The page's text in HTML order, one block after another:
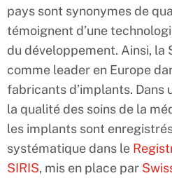
pays sont synonymes de
témoignent d’une
du développement. Ainsi, la
comme leader en Europe
fabricants d’implants. Dans
la qualité des soins de la
les implants sont
systématique dans le
SIRIS, mis en place par